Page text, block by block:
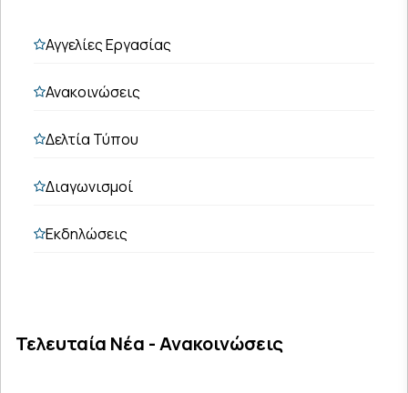
Αγγελίες Εργασίας
Ανακοινώσεις
Δελτία Τύπου
Διαγωνισμοί
Εκδηλώσεις
Τελευταία Νέα - Ανακοινώσεις